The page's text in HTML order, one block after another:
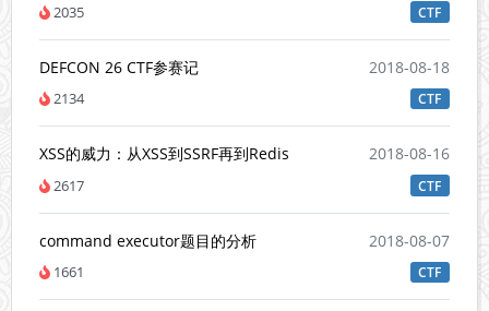
2035 CTF
DEFCON 26 CTF参赛记 2018-08-18
2134 CTF
XSS的威力：从XSS到SSRF再到Redis 2018-08-16
2617 CTF
command executor题目的分析 2018-08-07
1661 CTF